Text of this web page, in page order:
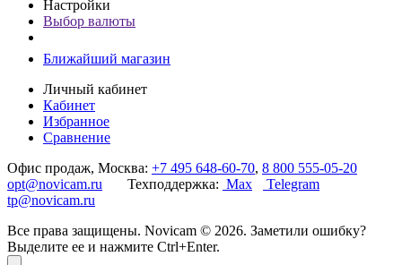
Настройки
Выбор валюты
Ближайший магазин
Личный кабинет
Кабинет
Избранное
Сравнение
Офис продаж, Москва: +7 495 648-60-70, 8 800 555-05-20
opt@novicam.ru Техподдержка: Max
Telegram
tp@novicam.ru
Все права защищены. Novicam © 2026. Заметили ошибку?
Выделите ее и нажмите Ctrl+Enter.